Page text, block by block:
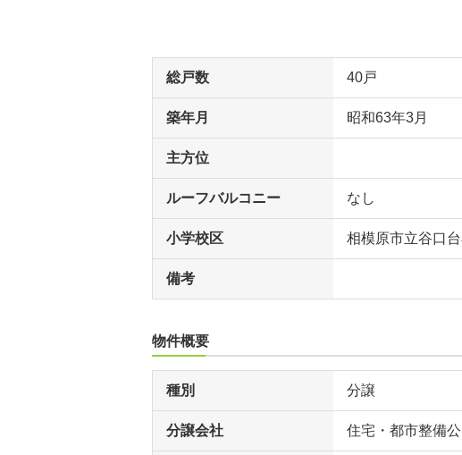
総戸数 40戸
築年月 昭和63年3月
主方位
ルーフバルコニー なし
小学校区 相模原市立谷口
備考
物件概要
種別 分譲
分譲会社 住宅・都市整備公